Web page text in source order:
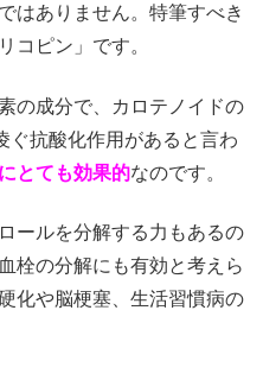
はありません。特筆すべき
コピン」です。
の成分で、カロテノイドの
ぐ抗酸化作用があると言わ
とても効果的なのです。
ールを分解する力もあるの
栓の分解にも有効と考えら
化や脳梗塞、生活習慣病の